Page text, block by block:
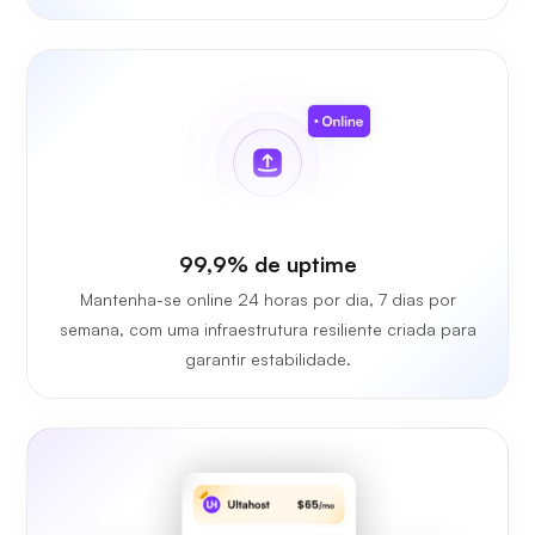
99,9% de uptime
Mantenha-se online 24 horas por dia, 7 dias por
semana, com uma infraestrutura resiliente criada para
garantir estabilidade.